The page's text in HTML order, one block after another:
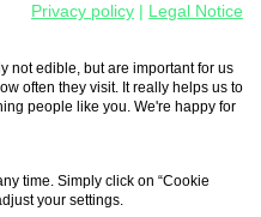
Privacy policy
Legal Notice
not edible, but are important for us
often they visit. It really helps us to
people like you. We're happy for
time. Simply click on “Cookie
your settings.